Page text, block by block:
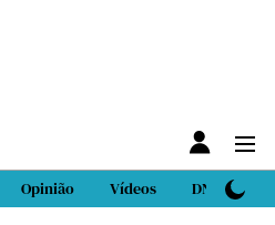
Opinião Vídeos DN Sport